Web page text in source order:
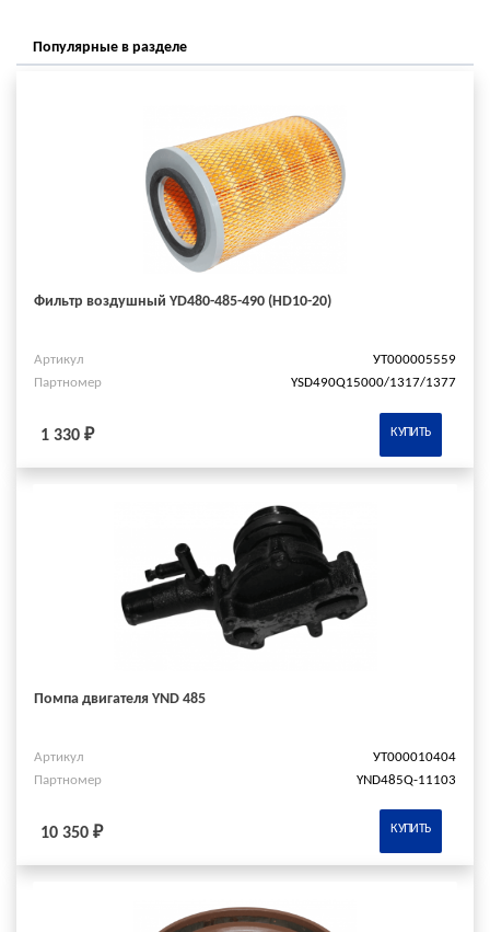
Популярные в разделе
Фильтр воздушный YD480-485-490 (HD10-20)
Артикул
УТ000005559
Партномер
YSD490Q15000/1317/1377
1 330 ₽ КУПИТЬ
Помпа двигателя YND 485
Артикул
УТ000010404
Партномер
YND485Q-11103
10 350 ₽ КУПИТЬ